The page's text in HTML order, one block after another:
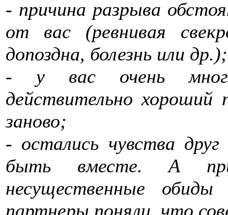
- причина разрыва
от вас (ревнивая
допоздна, болезнь или др.);
- у вас очень
действительно хороший
заново;
- остались чувства
быть вместе. А
несущественные
партнеры поняли, что